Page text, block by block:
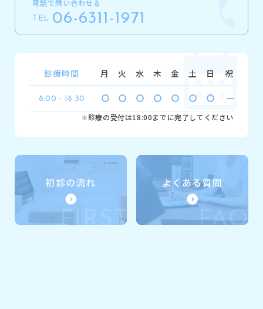
電話で問い合わせる
TEL 06-6311-1971
診療時間 月 火 水 木 金 土 日 祝
8:00 - 18:30
※診療の受付は18:00までに完了してください
初診の流れ
FIRST
よくある質問
FAQ